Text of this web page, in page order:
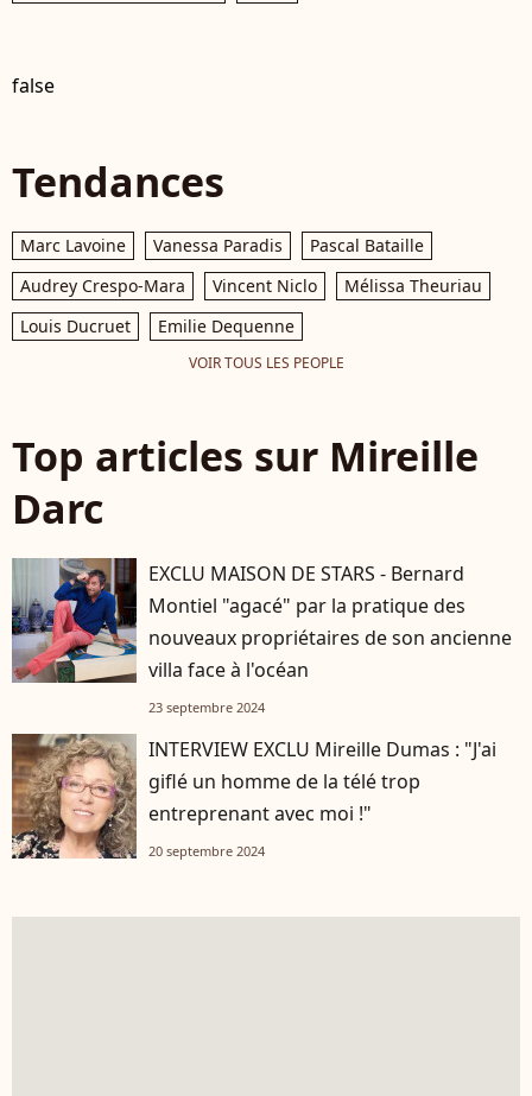
false
Tendances
Marc Lavoine Vanessa Paradis
Pascal Bataille
Audrey Crespo-Mara
Vincent Niclo
Mélissa Theuriau
Louis Ducruet
Emilie Dequenne
VOIR TOUS LES PEOPLE
Top articles sur Mireille
Darc
EXCLU MAISON DE STARS - Bernard
Montiel "agacé" par la pratique des
nouveaux propriétaires de son ancienne
villa face à l'océan
23 septembre 2024
INTERVIEW EXCLU Mireille Dumas : "J'ai
giflé un homme de la télé trop
entreprenant avec moi !"
20 septembre 2024